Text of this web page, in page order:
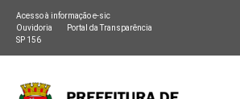
Acesso à informação e-sic
Ouvidoria
Portal da Transparência
SP 156